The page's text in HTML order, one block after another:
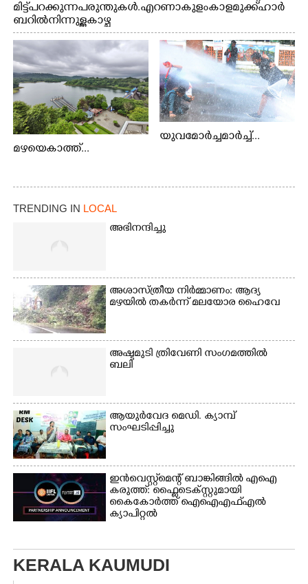
മിട്ട് പറക്കുന്ന പരുന്തുകൾ. എറണാകുളം കാളമുക്ക് ഹാർ
ബറിൽ നിന്നുള്ള കാഴ്ച
മഴയെകാത്ത്...
യുവമോർച്ചമാർച്ച്...
TRENDING IN LOCAL
അഭിനന്ദിച്ചു
അശാസ്ത്രീയ നിർമ്മാണം: ആദ്യ
മഴയിൽ തകർന്ന് മലയോര ഹൈവേ
അഷ്ടമുടി ത്രിവേണി സംഗമത്തിൽ
ബലി
ആയുർവേദ മെഡി. ക്യാമ്പ്
സംഘടിപ്പിച്ചു
ഇൻവെസ്റ്റ്മെന്റ് ബാങ്കിങ്ങിൽ എഐ
കരുത്ത്: ഫ്ലൈടെക്സ്റ്റുമായി
കൈകോർത്ത് ഐഐഎഫ്എൽ
ക്യാപിറ്റൽ
KERALA KAUMUDI